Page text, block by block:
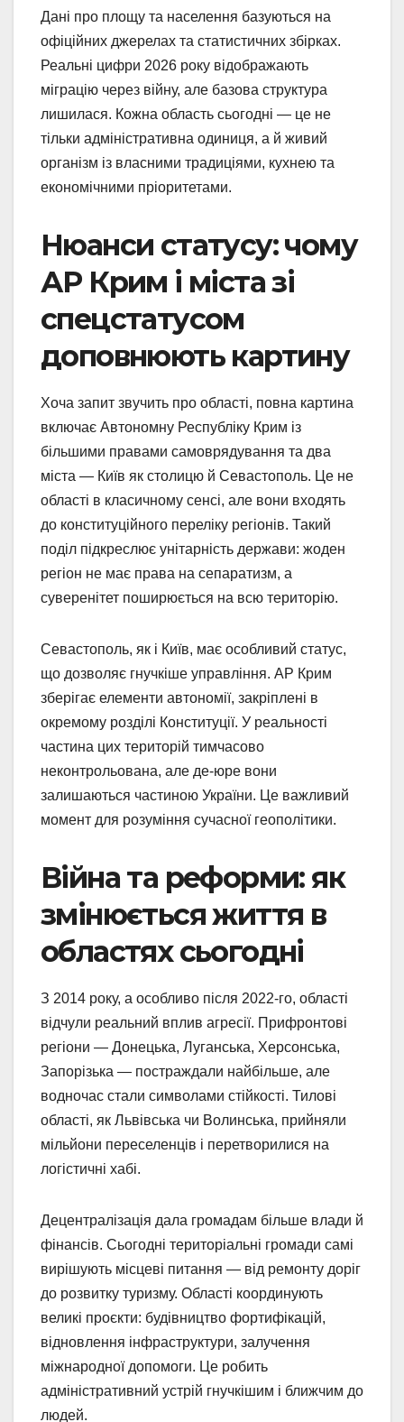
Дані про площу та населення базуються на
офіційних джерелах та статистичних збірках.
Реальні цифри 2026 року відображають
міграцію через війну, але базова структура
лишилася. Кожна область сьогодні — це не
тільки адміністративна одиниця, а й живий
організм із власними традиціями, кухнею та
економічними пріоритетами.
Нюанси статусу: чому
АР Крим і міста зі
спецстатусом
доповнюють картину
Хоча запит звучить про області, повна картина
включає Автономну Республіку Крим із
більшими правами самоврядування та два
міста — Київ як столицю й Севастополь. Це не
області в класичному сенсі, але вони входять
до конституційного переліку регіонів. Такий
поділ підкреслює унітарність держави: жоден
регіон не має права на сепаратизм, а
суверенітет поширюється на всю територію.
Севастополь, як і Київ, має особливий статус,
що дозволяє гнучкіше управління. АР Крим
зберігає елементи автономії, закріплені в
окремому розділі Конституції. У реальності
частина цих територій тимчасово
неконтрольована, але де-юре вони
залишаються частиною України. Це важливий
момент для розуміння сучасної геополітики.
Війна та реформи: як
змінюється життя в
областях сьогодні
З 2014 року, а особливо після 2022-го, області
відчули реальний вплив агресії. Прифронтові
регіони — Донецька, Луганська, Херсонська,
Запорізька — постраждали найбільше, але
водночас стали символами стійкості. Тилові
області, як Львівська чи Волинська, прийняли
мільйони переселенців і перетворилися на
логістичні хабі.
Децентралізація дала громадам більше влади й
фінансів. Сьогодні територіальні громади самі
вирішують місцеві питання — від ремонту доріг
до розвитку туризму. Області координують
великі проєкти: будівництво фортифікацій,
відновлення інфраструктури, залучення
міжнародної допомоги. Це робить
адміністративний устрій гнучкішим і ближчим до
людей.